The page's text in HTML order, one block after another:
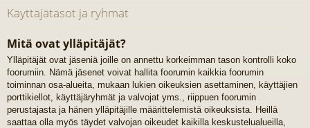
Käyttäjätasot ja ryhmät
Mitä ovat ylläpitäjät?
Ylläpitäjät ovat jäseniä joille on annettu korkeimman tason kontrolli koko
foorumiin. Nämä jäsenet voivat hallita foorumin kaikkia foorumin
toiminnan osa-alueita, mukaan lukien oikeuksien asettaminen, käyttäjien
porttikiellot, käyttäjäryhmät ja valvojat yms., riippuen foorumin
perustajasta ja hänen ylläpitäjille määrittelemistä oikeuksista. Heillä
saattaa olla myös täydet valvojan oikeudet kaikilla keskustelualueilla,